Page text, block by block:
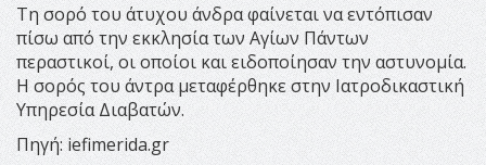
Τη σορό του άτυχου άνδρα φαίνεται να εντόπισαν
πίσω από την εκκλησία των Αγίων Πάντων
περαστικοί, οι οποίοι και ειδοποίησαν την αστυνομία.
Η σορός του άντρα μεταφέρθηκε στην Ιατροδικαστική
Υπηρεσία Διαβατών.
Πηγή: iefimerida.gr